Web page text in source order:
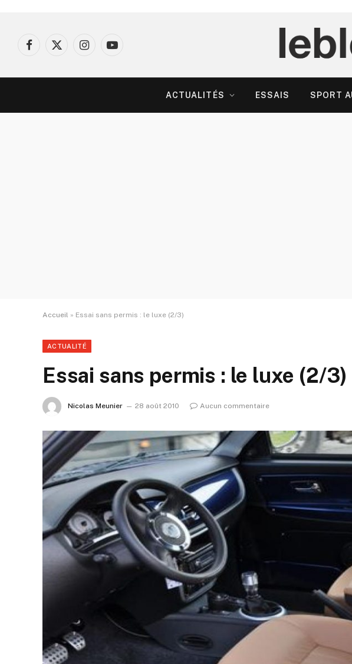
Facebook
X
InstagramYouTube
ACTUALITÉS ESSAIS SPORT
Accueil » Essai sans permis : le luxe (2/3)
ACTUALITÉ
Essai sans permis : le luxe (2/3)
Nicolas Meunier 28 août 2010 Aucun commentaire